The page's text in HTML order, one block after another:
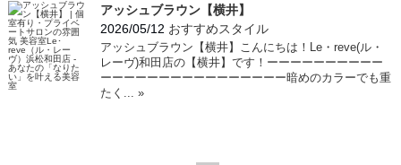
アッシュブラウン【横井】
2026/05/12 おすすめスタイル
アッシュブラウン【横井】こんにちは！Le・reve(ル・
レーヴ)和田店の【横井】です！ーーーーーーーーーー
ーーーーーーーーーーーーーーーー暗めのカラーでも重
たく... »